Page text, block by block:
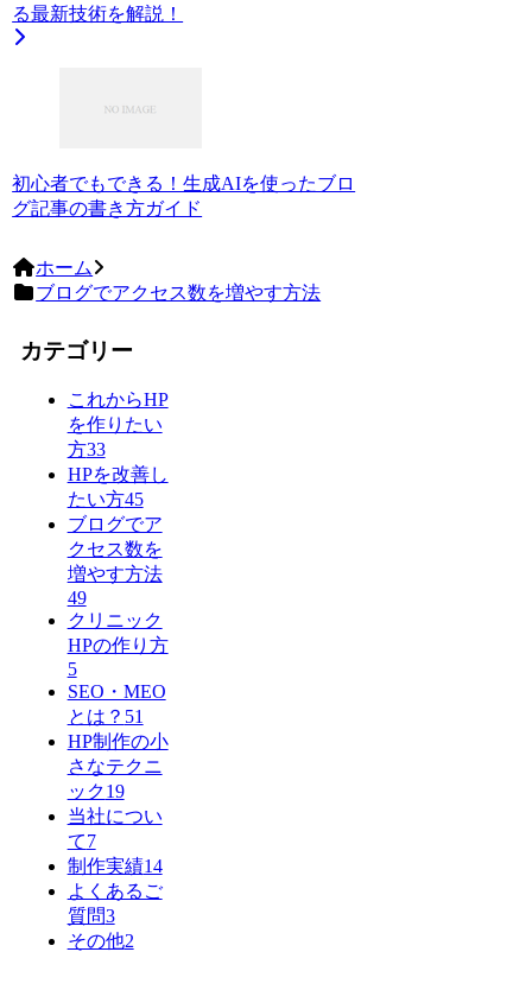
る最新技術を解説！
初心者でもできる！生成AIを使ったブロ
グ記事の書き方ガイド
ホーム
ブログでアクセス数を増やす方法
カテゴリー
これからHP
を作りたい
方33
HPを改善し
たい方45
ブログでア
クセス数を
増やす方法
49
クリニック
HPの作り方
5
SEO・MEO
とは？ 51
HP制作の小
さなテクニ
ック19
当社につい
て7
制作実績14
よくあるご
質問3
その他2